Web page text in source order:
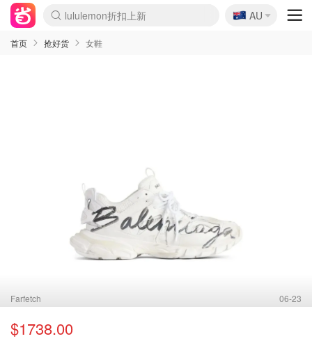
lululemon折扣上新
Sasa美妆护肤3.5折
SSENSE年中2.5折
FreshBeauty好价汇总
Cettire降价+叠9折
WWS Coles超市实拍
viagogo二手票捡漏
Myer超级周末
The Outnet奢牌1折起
David Jones 3折起
Flannels大牌1折
Perfumes Club护肤1折
AMIRO面罩$251
Amazon折扣汇总
eToro入金$200送$50
Amazon数码好物
ICONIC本周7.5折
ThedoubleF高奢地板价
Moose Knuckles 6折
丝芙兰5折起
EUFY摄像头$98
Selenichast首饰2折
Trip机票酒店促销
YSL送5件彩妆礼
Amazon家居好物
Amazon美妆护肤
雅漾大喷$8
过敏原检测盒$33
伊索独家赠50ml沐浴露
科颜氏高保湿面霜$29
SEALIFE海洋馆门票6折
丝塔芙大白罐$16
订阅Newsletter送香薰
Cult Beauty 6.8折
Harrods圣诞日历$525
LN-CC奢牌私促3折
d'Alba空姐喷雾$16
EVE LOM套装£56
Bernardelli独家4折
Adore Beauty 6折起
CT圣诞日历
Mytheresa奢品2.7折
Luxury Escapes 9折
Currentbody美容仪$881
MOON Garden Live
Roborock扫地机$649
Tingo Life水杯$24
Valentino官网5折
CR洗护套装$23
修丽可4件套$159
Myer彩妆2件7折
GANNI官网4.5折
Stylevana韩妆4折
Tessabit高奢8.5折
OGX洗发水$11
Amazon阿德莱德次日达
卡诗8.5折+赠礼
Philips Hue灯具8折
🇦🇺
AU
首页 抢好货 女鞋
Farfetch 06-23
$1738.00